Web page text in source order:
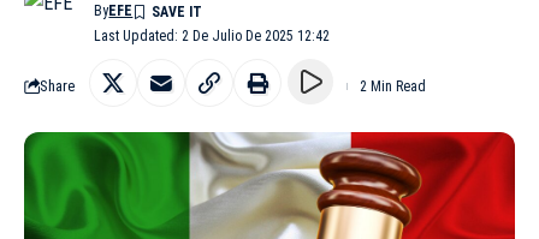
Last Updated: 2 De Julio De 2025 12:42
ByEFE
Share 2 Min Read